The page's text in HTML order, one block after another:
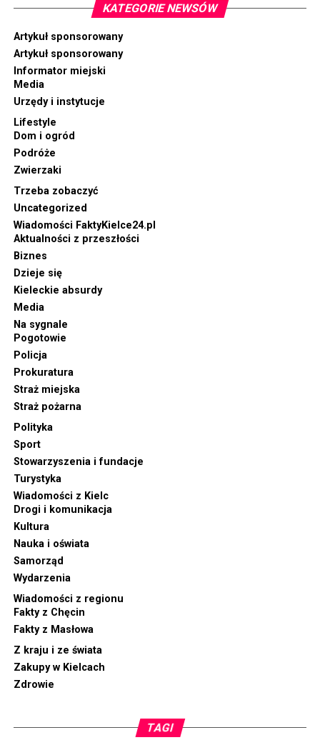
KATEGORIE NEWSÓW
Artykuł sponsorowany
Artykuł sponsorowany
Informator miejski
Media
Urzędy i instytucje
Lifestyle
Dom i ogród
Podróże
Zwierzaki
Trzeba zobaczyć
Uncategorized
Wiadomości FaktyKielce24.pl
Aktualności z przeszłości
Biznes
Dzieje się
Kieleckie absurdy
Media
Na sygnale
Pogotowie
Policja
Prokuratura
Straż miejska
Straż pożarna
Polityka
Sport
Stowarzyszenia i fundacje
Turystyka
Wiadomości z Kielc
Drogi i komunikacja
Kultura
Nauka i oświata
Samorząd
Wydarzenia
Wiadomości z regionu
Fakty z Chęcin
Fakty z Masłowa
Z kraju i ze świata
Zakupy w Kielcach
Zdrowie
TAGI